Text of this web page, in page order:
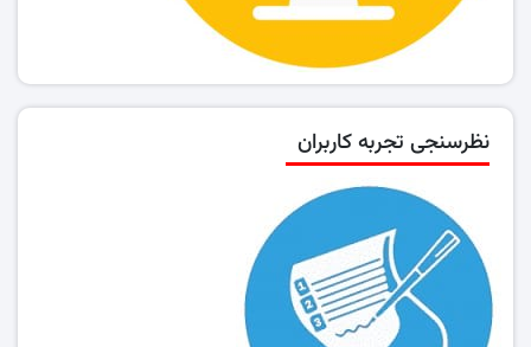
نظرسنجی تجربه کاربران